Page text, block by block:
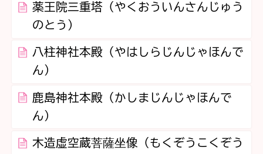
薬王院三重塔（やくおういんさんじゅう
のとう）
八柱神社本殿（やはしらじんじゃほんで
ん）
鹿島神社本殿（かしまじんじゃほんで
ん）
木造虚空蔵菩薩坐像（もくぞうこくぞう